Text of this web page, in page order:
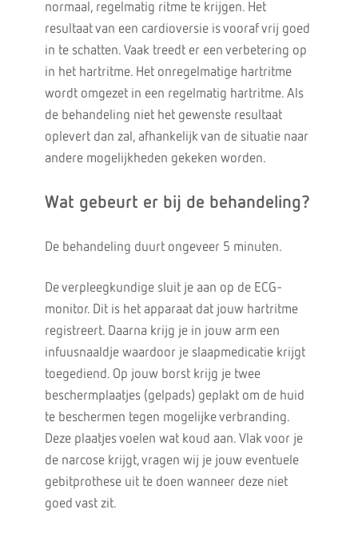
normaal, regelmatig ritme te krijgen. Het
resultaat van een cardioversie is vooraf vrij goed
in te schatten. Vaak treedt er een verbetering op
in het hartritme. Het onregelmatige hartritme
wordt omgezet in een regelmatig hartritme. Als
de behandeling niet het gewenste resultaat
oplevert dan zal, afhankelijk van de situatie naar
andere mogelijkheden gekeken worden.
Wat gebeurt er bij de behandeling?
De behandeling duurt ongeveer 5 minuten.
De verpleegkundige sluit je aan op de ECG-
monitor. Dit is het apparaat dat jouw hartritme
registreert. Daarna krijg je in jouw arm een
infuusnaaldje waardoor je slaapmedicatie krijgt
toegediend. Op jouw borst krijg je twee
beschermplaatjes (gelpads) geplakt om de huid
te beschermen tegen mogelijke verbranding.
Deze plaatjes voelen wat koud aan. Vlak voor je
de narcose krijgt, vragen wij je jouw eventuele
gebitprothese uit te doen wanneer deze niet
goed vast zit.